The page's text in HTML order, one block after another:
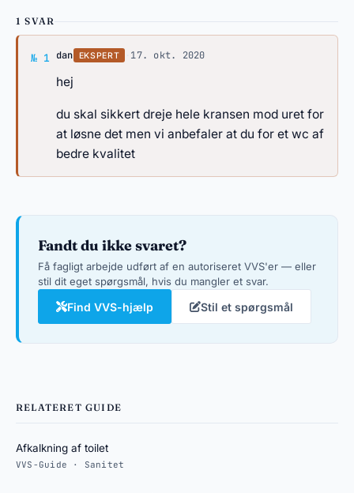
1 SVAR
№ 1 Svar af dan
dan EKSPERT 17. okt. 2020
hej
du skal sikkert dreje hele kransen mod uret for
at løsne det men vi anbefaler at du for et wc af
bedre kvalitet
Fandt du ikke svaret?
Få fagligt arbejde udført af en autoriseret VVS'er — eller
stil dit eget spørgsmål, hvis du mangler et svar.
Find VVS-hjælp Stil et spørgsmål
RELATERET GUIDE
Afkalkning af toilet
VVS-Guide · Sanitet